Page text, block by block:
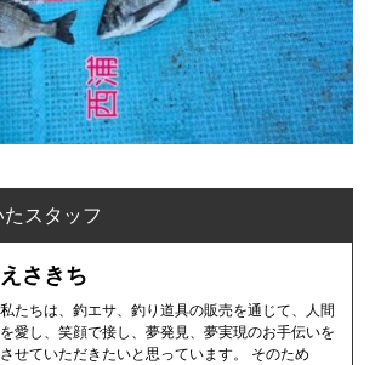
スタッフ
えさきち
私たちは、釣エサ、釣り道具の販売を通じて、人間
を愛し、笑顔で接し、夢発見、夢実現のお手伝いを
させていただきたいと思っています。 そのため